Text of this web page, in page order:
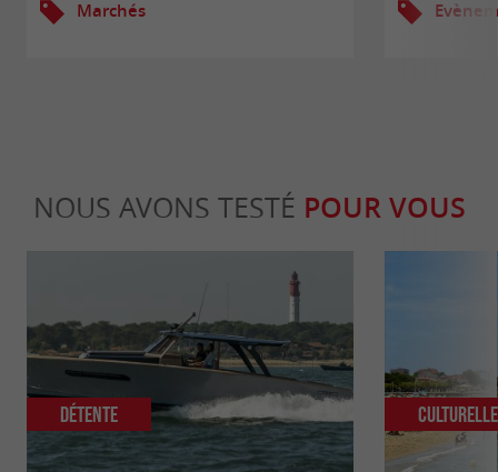
Marchés
NOUS AVONS TESTÉ POUR VOUS
Détente Culturelle